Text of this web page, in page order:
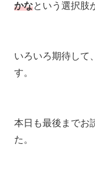
かなという選択肢
いろいろ期待して、
す。
本日も最後までお
た。